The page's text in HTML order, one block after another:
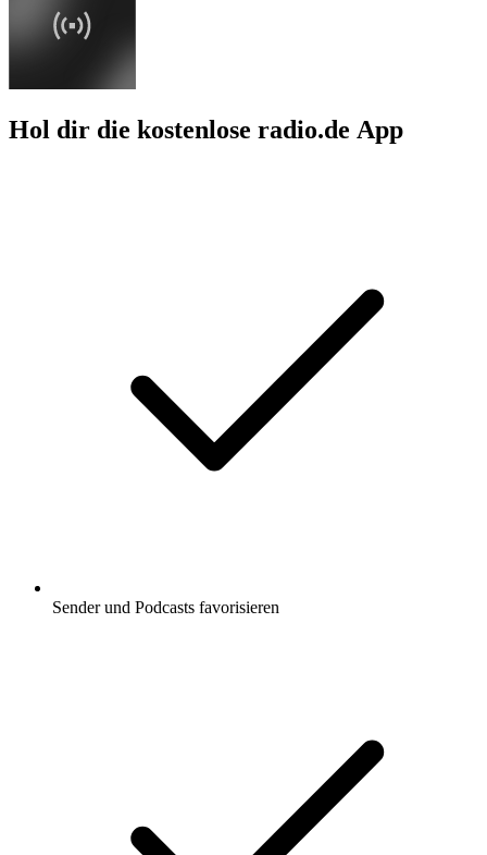
Hol dir die kostenlose radio.de App
Sender und Podcasts favorisieren